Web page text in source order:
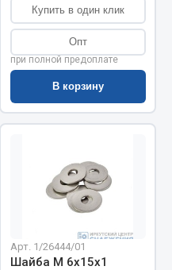
Купить в один клик
Опт
при полной предоплате
В корзину
Арт. 1/26444/01
Шайба М 6х15х1